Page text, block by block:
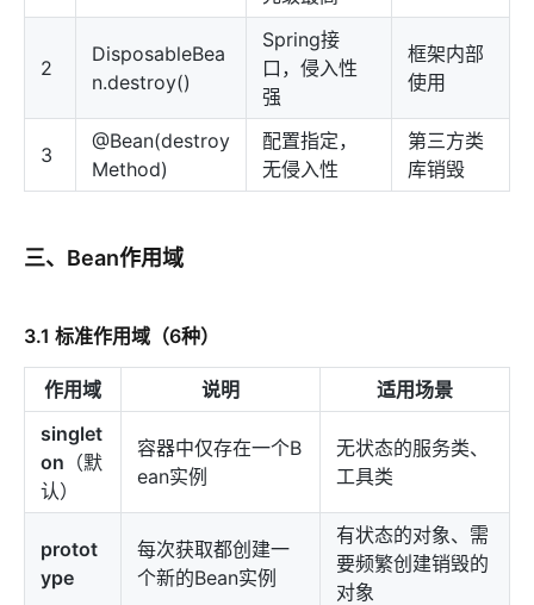
2
DisposableBea
n.destroy()
Spring接
口，侵入性
强
框架内部
使用
3
@Bean(destroy
Method)
配置指定，
无侵入性
第三方类
库销毁
三、Bean作用域
3.1 标准作用域（6种）
作用域 说明
适用场景
singlet
on （默
认）
容器中仅存在一个B
ean实例
无状态的服务类、
工具类
protot
ype
每次获取都创建一
个新的Bean实例
有状态的对象、需
要频繁创建销毁的
对象